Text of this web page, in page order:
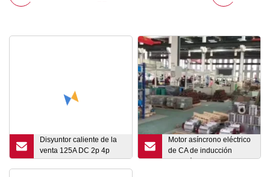
Disyuntor caliente de la
venta 125A DC 2p 4p
500VDC 1000VDC DC
Motor asíncrono eléctrico
de CA de inducción
monofásico de alta